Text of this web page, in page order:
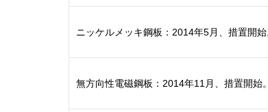
ニッケルメッキ鋼板：2014年5月、措置開
無方向性電磁鋼板：2014年11月、措置開始